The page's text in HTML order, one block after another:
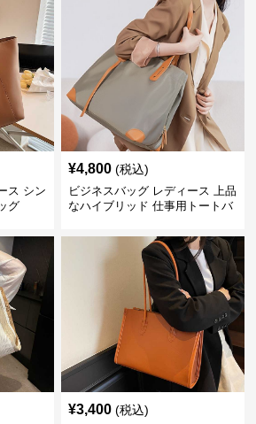
ス シン
グ
¥4,800 (税込)
ビジネスバッグ レディース 上品
なハイブリッド 仕事用トートバ
¥3,400 (税込)